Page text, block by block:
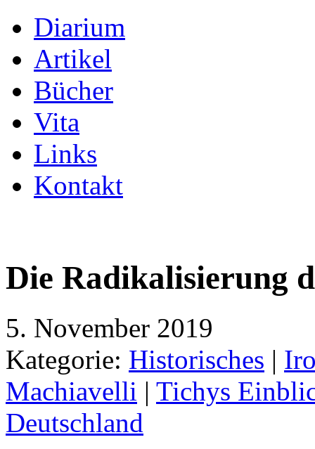
Diarium
Artikel
Bücher
Vita
Links
Kontakt
Die Radikalisierung
5. November 2019
Kategorie: Historisches |
Machiavelli | Tichys
Deutschland